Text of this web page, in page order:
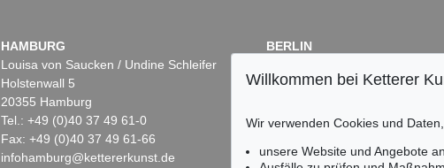
Auktion 606 - Lot 27 Auktion 424 - Lot 214
HAMBURG
Louisa von Saucken / Undine Schleifer
Holstenwall 5
20355 Hamburg
Tel.: +49 (0)40 37 49 61-0
Fax: +49 (0)40 37 49 61-66
infohamburg@kettererkunst.de
BERLIN
Fasanenstr. 70
Tel.: +49 (0)30 88 67 53-63
infoberlin@kettererkunst.de
Willkommen bei Ketterer
Wir verwenden Cookies und
unsere Website und Angebote